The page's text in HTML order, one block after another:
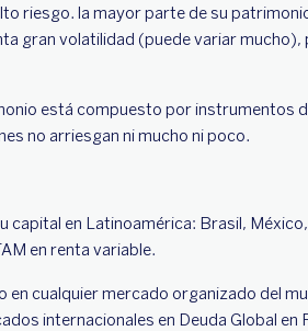
riesgo. la mayor parte de su
gran volatilidad (puede variar mucho),
está compuesto por instrumentos
no arriesgan ni mucho ni poco.
capital en Latinoamérica: Brasil, México,
en renta variable.
cualquier mercado organizado del
internacionales en Deuda Global en